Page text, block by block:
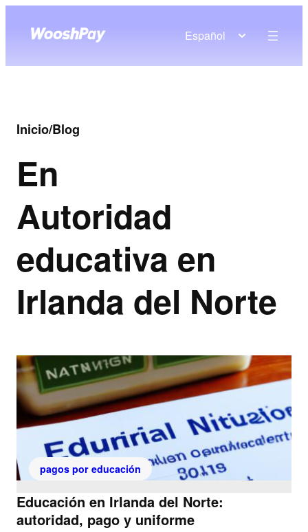
Español
Inicio/Blog
En
Autoridad
educativa en
Irlanda del Norte
pagos por educación
Educación en Irlanda del Norte:
autoridad, pago y uniforme